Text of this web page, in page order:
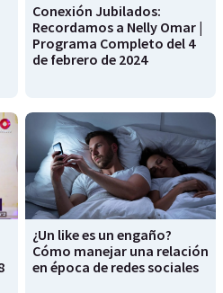
Conexión Jubilados:
Recordamos a Nelly Omar |
Programa Completo del 4
de febrero de 2024
¿Un like es un engaño?
Cómo manejar una relación
en época de redes sociales